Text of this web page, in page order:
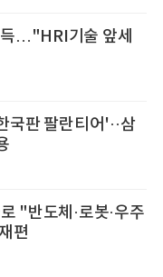
…"HRI기술 앞세
국판 팔란티어'··삼
"반도체·로봇·우주
편